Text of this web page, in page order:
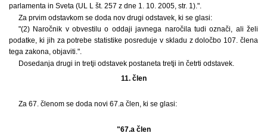
parlamenta in Sveta (UL L št. 257 z dne 1. 10. 2005, str. 1).".
Za prvim odstavkom se doda nov drugi odstavek, ki se glasi:
"(2) Naročnik v obvestilu o oddaji javnega naročila tudi označi, ali želi
podatke, ki jih za potrebe statistike posreduje v skladu z določbo 107. člena
tega zakona, objaviti.".
Dosedanja drugi in tretji odstavek postaneta tretji in četrti odstavek.
11. člen
Za 67. členom se doda novi 67.a člen, ki se glasi:
"67.a člen